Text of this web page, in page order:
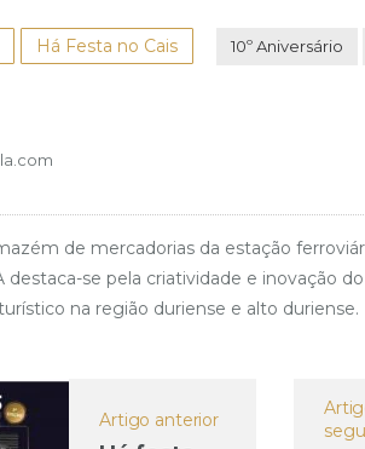
Há Festa no Cais 10º Aniversário
de mercadorias da estação
destaca-se pela criatividade e inovação
na região duriense e alto duriense.
Artigo anterior